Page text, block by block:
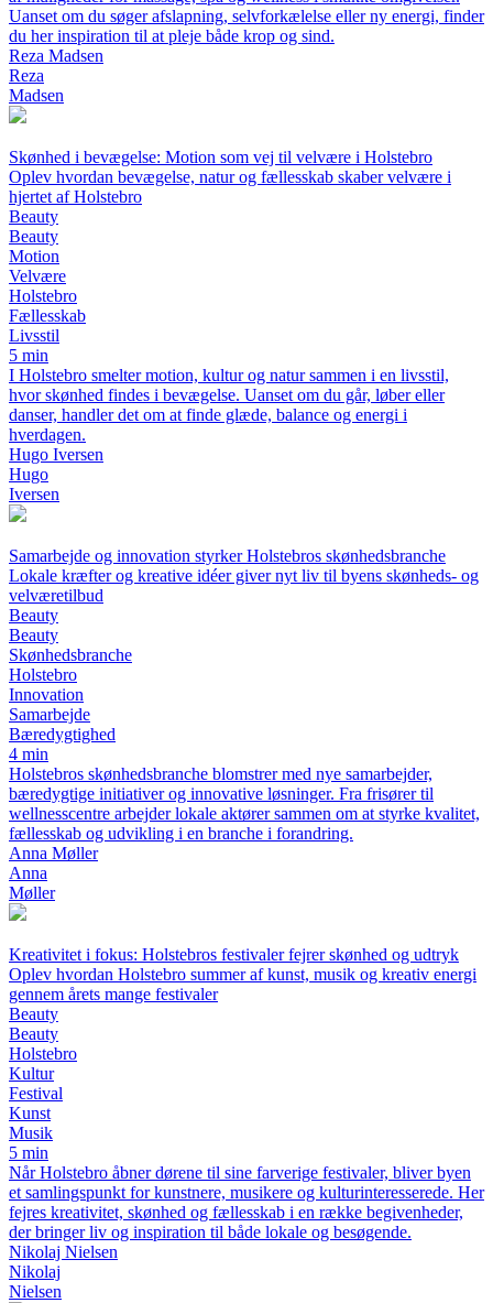
Uanset om du søger afslapning, selvforkælelse eller ny energi, finder
du her inspiration til at pleje både krop og sind.
Reza Madsen
Reza
Madsen
Skønhed i bevægelse: Motion som vej til velvære i Holstebro
Oplev hvordan bevægelse, natur og fællesskab skaber velvære i
hjertet af Holstebro
Beauty
Beauty
Motion
Velvære
Holstebro
Fællesskab
Livsstil
5 min
I Holstebro smelter motion, kultur og natur sammen i en livsstil,
hvor skønhed findes i bevægelse. Uanset om du går, løber eller
danser, handler det om at finde glæde, balance og energi i
hverdagen.
Hugo Iversen
Hugo
Iversen
Samarbejde og innovation styrker Holstebros skønhedsbranche
Lokale kræfter og kreative idéer giver nyt liv til byens skønheds- og
velværetilbud
Beauty
Beauty
Skønhedsbranche
Holstebro
Innovation
Samarbejde
Bæredygtighed
4 min
Holstebros skønhedsbranche blomstrer med nye samarbejder,
bæredygtige initiativer og innovative løsninger. Fra frisører til
wellnesscentre arbejder lokale aktører sammen om at styrke kvalitet,
fællesskab og udvikling i en branche i forandring.
Anna Møller
Anna
Møller
Kreativitet i fokus: Holstebros festivaler fejrer skønhed og udtryk
Oplev hvordan Holstebro summer af kunst, musik og kreativ energi
gennem årets mange festivaler
Beauty
Beauty
Holstebro
Kultur
Festival
Kunst
Musik
5 min
Når Holstebro åbner dørene til sine farverige festivaler, bliver byen
et samlingspunkt for kunstnere, musikere og kulturinteresserede. Her
fejres kreativitet, skønhed og fællesskab i en række begivenheder,
der bringer liv og inspiration til både lokale og besøgende.
Nikolaj Nielsen
Nikolaj
Nielsen